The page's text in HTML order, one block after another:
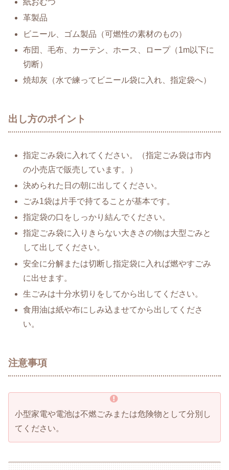
紙おむつ
革製品
ビニール、ゴム製品（可燃性の素材のもの）
布団、毛布、カーテン、ホース、ロープ（1m以下に
切断）
焼却灰（水で練ってビニール袋に入れ、指定袋へ）
出し方のポイント
指定ごみ袋に入れてください。（指定ごみ袋は市内
の小売店で販売しています。）
決められた日の朝に出してください。
ごみ1袋は片手で持てることが基本です。
指定袋の口をしっかり結んでください。
指定ごみ袋に入りきらない大きさの物は大型ごみと
して出してください。
安全に分解または切断し指定袋に入れば燃やすごみ
に出せます。
生ごみは十分水切りをしてから出してください。
食用油は紙や布にしみ込ませてから出してくださ
い。
注意事項
小型家電や電池は不燃ごみまたは危険物として分別し
てください。